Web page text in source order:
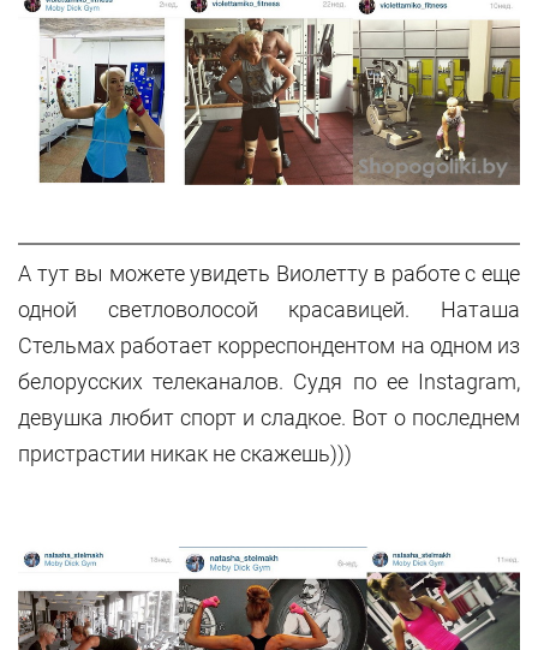
А тут вы можете увидеть Виолетту в работе с еще
одной светловолосой красавицей. Наташа
Стельмах работает корреспондентом на одном из
белорусских телеканалов. Судя по ее Instagram,
девушка любит спорт и сладкое. Вот о последнем
пристрастии никак не скажешь)))